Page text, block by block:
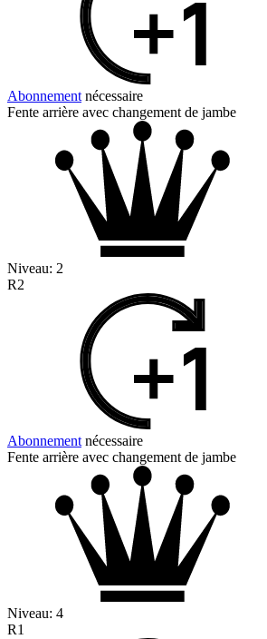
Abonnement nécessaire
Fente arrière avec changement de jambe
Niveau: 2
R2
Abonnement nécessaire
Fente arrière avec changement de jambe
Niveau: 4
R1